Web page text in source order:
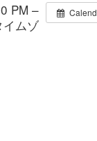
PM –
ムゾ